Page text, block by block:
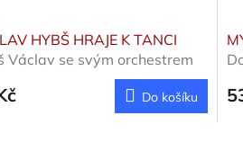
HYBŠ HRAJE K TANCI
Václav se svým orchestrem
Do košíku